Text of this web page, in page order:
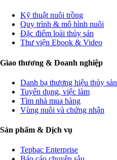
Kỹ thuật nuôi trồng
Quy trình & mô hình nuôi
Đặc điểm loài thủy sản
Thư viện Ebook & Video
Giao thương & Doanh nghiệp
Danh bạ thương hiệu thủy sản
Tuyển dụng, việc làm
Tìm nhà mua hàng
Vùng nuôi và chứng nhận
Sản phẩm & Dịch vụ
Tepbac Enterprise